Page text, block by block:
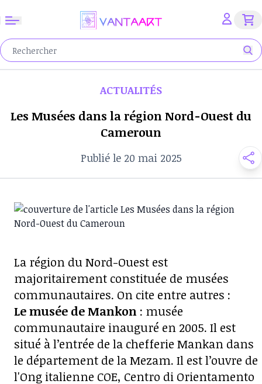
ACTUALITÉS
Les Musées dans la région Nord-Ouest du
Cameroun
Publié le 20 mai 2025
La région du Nord-Ouest est
majoritairement constituée de musées
communautaires. On cite entre autres :
Le musée de Mankon : musée
communautaire inauguré en 2005. Il est
situé à l’entrée de la chefferie Mankan dans
le département de la Mezam. Il est l’ouvre de
l'Ong italienne COE, Centro di Orientamento